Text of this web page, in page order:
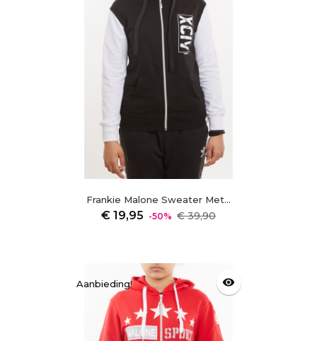
Frankie Malone Sweater Met...
€ 19,95 Normale
-50% € 39,90Prijs
Aanbieding! visibility